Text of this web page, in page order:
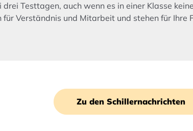
Testtagen, auch wenn es in einer Klasse
Verständnis und Mitarbeit und stehen für Ihre
Zu den Schillernachrichten